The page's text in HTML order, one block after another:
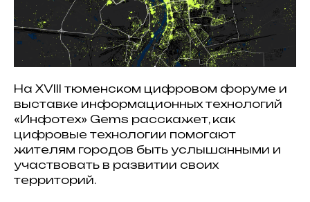
На XVIII тюменском цифровом форуме и
выставке информационных технологий
«Инфотех» Gems расскажет, как
цифровые технологии помогают
жителям городов быть услышанными и
участвовать в развитии своих
территорий.